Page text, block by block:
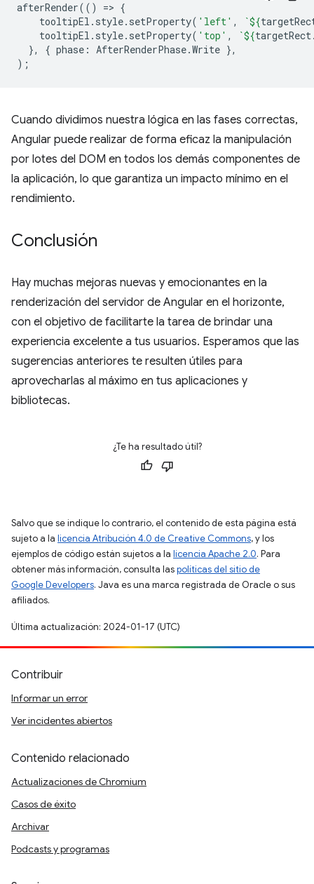
afterRender(() => {
tooltipEl . style. setProperty( 'left' , `${
tooltipEl . style. setProperty( 'top' , `${targetRect
},
{ phase : AfterRenderPhase.Write },
);
Cuando dividimos nuestra lógica en las fases correctas,
Angular puede realizar de forma eficaz la manipulación
por lotes del DOM en todos los demás componentes de
la aplicación, lo que garantiza un impacto mínimo en el
rendimiento.
Conclusión
Hay muchas mejoras nuevas y emocionantes en la
renderización del servidor de Angular en el horizonte,
con el objetivo de facilitarte la tarea de brindar una
experiencia excelente a tus usuarios. Esperamos que las
sugerencias anteriores te resulten útiles para
aprovecharlas al máximo en tus aplicaciones y
bibliotecas.
¿Te ha resultado útil?
Salvo que se indique lo contrario, el contenido de esta página está
sujeto a la licencia Atribución 4.0 de Creative Commons, y los
ejemplos de código están sujetos a la licencia Apache 2.0. Para
obtener más información, consulta laspolíticas del sitio de
Google Developers. Java es una marca registrada de Oracle o sus
afiliados.
Última actualización: 2024-01-17 (UTC)
Contribuir
Informar un error
Ver incidentes abiertos
Contenido relacionado
Actualizaciones de Chromium
Casos de éxito
Archivar
Podcasts y programas